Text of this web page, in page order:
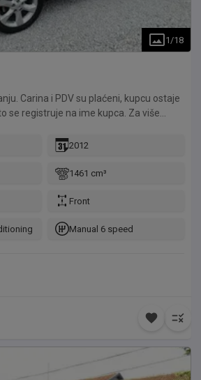
1 /18
Carina i PDV su plaćeni, kupcu ostaje
se registruje na ime kupca. Za više
2012
1461 cm³
Front
Manual 6 speed